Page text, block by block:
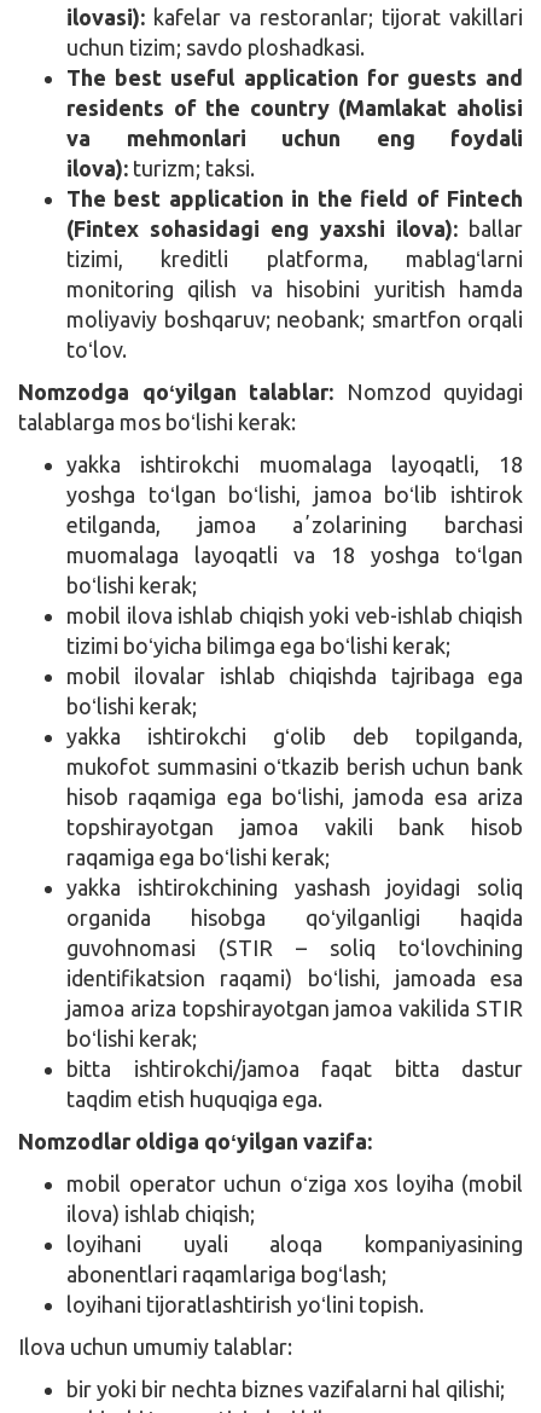
ilovasi): kafelar va restoranlar; tijorat vakillari
uchun tizim; savdo ploshadkasi.
The best useful application for guests and
residents of the country (Mamlakat aholisi
va mehmonlari uchun eng foydali
ilova): turizm; taksi.
The best application in the field of Fintech
(Fintex sohasidagi eng yaxshi ilova): ballar
tizimi, kreditli platforma, mablagʻlarni
monitoring qilish va hisobini yuritish hamda
moliyaviy boshqaruv; neobank; smartfon orqali
toʻlov.
Nomzodga qoʻyilgan talablar: Nomzod quyidagi
talablarga mos boʻlishi kerak:
yakka ishtirokchi muomalaga layoqatli, 18
yoshga toʻlgan boʻlishi, jamoa boʻlib ishtirok
etilganda, jamoa aʼzolarining barchasi
muomalaga layoqatli va 18 yoshga toʻlgan
boʻlishi kerak;
mobil ilova ishlab chiqish yoki veb-ishlab chiqish
tizimi boʻyicha bilimga ega boʻlishi kerak;
mobil ilovalar ishlab chiqishda tajribaga ega
boʻlishi kerak;
yakka ishtirokchi gʻolib deb topilganda,
mukofot summasini oʻtkazib berish uchun bank
hisob raqamiga ega boʻlishi, jamoda esa ariza
topshirayotgan jamoa vakili bank hisob
raqamiga ega boʻlishi kerak;
yakka ishtirokchining yashash joyidagi soliq
organida hisobga qoʻyilganligi haqida
guvohnomasi (STIR – soliq toʻlovchining
identifikatsion raqami) boʻlishi, jamoada esa
jamoa ariza topshirayotgan jamoa vakilida STIR
boʻlishi kerak;
bitta ishtirokchi/jamoa faqat bitta dastur
taqdim etish huquqiga ega.
Nomzodlar oldiga qoʻyilgan vazifa:
mobil operator uchun oʻziga xos loyiha (mobil
ilova) ishlab chiqish;
loyihani uyali aloqa kompaniyasining
abonentlari raqamlariga bogʻlash;
loyihani tijoratlashtirish yoʻlini topish.
Ilova uchun umumiy talablar:
bir yoki bir nechta biznes vazifalarni hal qilishi;